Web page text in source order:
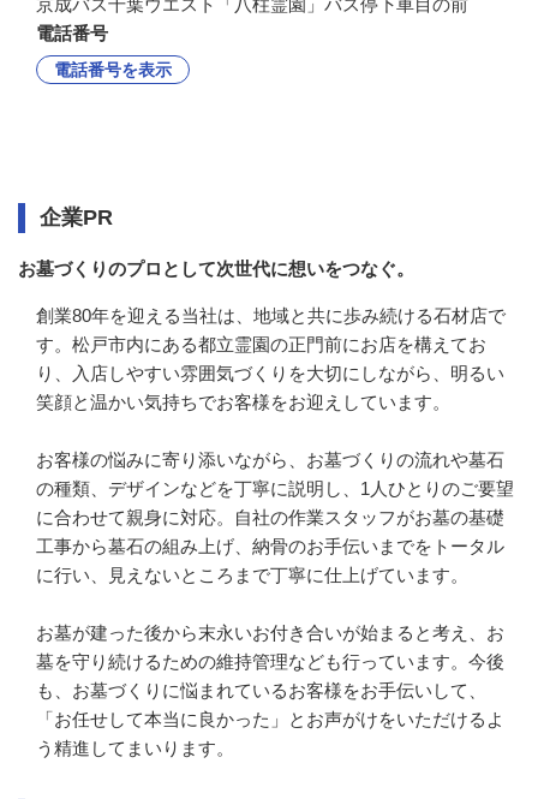
電話番号
電話番号を表示
企業PR
お墓づくりのプロとして次世代に想いをつなぐ。
創業80年を迎える当社は、地域と共に歩み続ける石材店で
す。松戸市内にある都立霊園の正門前にお店を構えてお
り、入店しやすい雰囲気づくりを大切にしながら、明るい
笑顔と温かい気持ちでお客様をお迎えしています。
お客様の悩みに寄り添いながら、お墓づくりの流れや墓石
の種類、デザインなどを丁寧に説明し、1人ひとりのご要望
に合わせて親身に対応。自社の作業スタッフがお墓の基礎
工事から墓石の組み上げ、納骨のお手伝いまでをトータル
に行い、見えないところまで丁寧に仕上げています。
お墓が建った後から末永いお付き合いが始まると考え、お
墓を守り続けるための維持管理なども行っています。今後
も、お墓づくりに悩まれているお客様をお手伝いして、
「お任せして本当に良かった」とお声がけをいただけるよ
う精進してまいります。